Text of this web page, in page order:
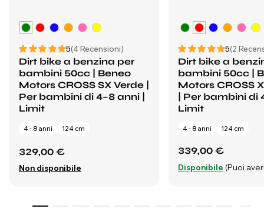
5(4 Recensioni)
Dirt bike a benzina per
bambini 50cc | Beneo
Motors CROSS SX Verde |
Per bambini di 4–8 anni |
Limit
4 - 8 anni 124 cm
329,00 €
Non disponibile
5(2
Dirt bike a
bambini 50cc |
Motors CROSS
| Per bambini di
Limit
4 - 8 anni 124 cm
339,00 €
Disponibile (Puoi